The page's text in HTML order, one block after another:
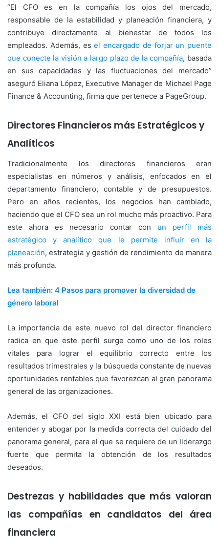
“El CFO es en la compañía los ojos del mercado,
responsable de la estabilidad y planeación financiera, y
contribuye directamente al bienestar de todos los
empleados. Además, esel encargado de forjar un puente
que conecte la visión a largo plazo de la compañía, basada
en sus capacidades y las fluctuaciones del mercado”
aseguró Eliana López, Executive Manager de Michael Page
Finance & Accounting, firma que pertenece a PageGroup.
Directores Financieros más Estratégicos y
Analíticos
Tradicionalmente los directores financieros eran
especialistas en números y análisis, enfocados en el
departamento financiero, contable y de presupuestos.
Pero en años recientes, los negocios han cambiado,
haciendo que el CFO sea un rol mucho más proactivo. Para
este ahora es necesario contar con un perfil más
estratégico y analítico que le permite influir en la
planeación, estrategia y gestión de rendimiento de manera
más profunda.
Lea también: 4 Pasos para promover la diversidad de
género laboral
La importancia de este nuevo rol del director financiero
radica en que este perfil surge como uno de los roles
vitales para lograr el equilibrio correcto entre los
resultados trimestrales y la búsqueda constante de nuevas
oportunidades rentables que favorezcan al gran panorama
general de las organizaciones.
Además, el CFO del siglo XXI está bien ubicado para
entender y abogar por la medida correcta del cuidado del
panorama general, para el que se requiere de un liderazgo
fuerte que permita la obtención de los resultados
deseados.
Destrezas y habilidades que más valoran
las compañías en candidatos del área
financiera